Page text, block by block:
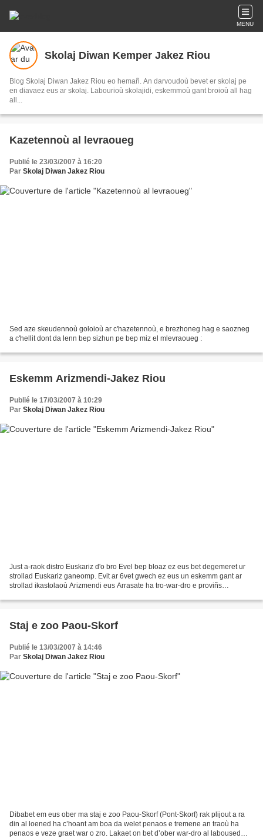
MENU
Skolaj Diwan Kemper Jakez Riou
Blog Skolaj Diwan Jakez Riou eo hemañ. An darvoudoù bevet er skolaj pe
en diavaez eus ar skolaj. Labourioù skolajidi, eskemmoù gant broioù all hag
all...
Kazetennoù al levraoueg
Publié le 23/03/2007 à 16:20
Par Skolaj Diwan Jakez Riou
Sed aze skeudennoù goloioù ar c'hazetennoù, e brezhoneg hag e saozneg
a c'hellit dont da lenn bep sizhun pe bep miz el mlevraoueg :
Eskemm Arizmendi-Jakez Riou
Publié le 17/03/2007 à 10:29
Par Skolaj Diwan Jakez Riou
Just a-raok distro Euskariz d'o bro Evel bep bloaz ez eus bet degemeret ur
strollad Euskariz ganeomp. Evit ar 6vet gwech ez eus un eskemm gant ar
strollad ikastolaoù Arizmendi eus Arrasate ha tro-war-dro e proviñs
Staj e zoo Paou-Skorf
Publié le 13/03/2007 à 14:46
Par Skolaj Diwan Jakez Riou
Dibabet em eus ober ma staj e zoo Paou-Skorf (Pont-Skorf) rak plijout a ra
din al loened ha c’hoant am boa da welet penaos e tremene an traoù ha
penaos e veze graet war o zro. Lakaet on bet d’ober war-dro al laboused